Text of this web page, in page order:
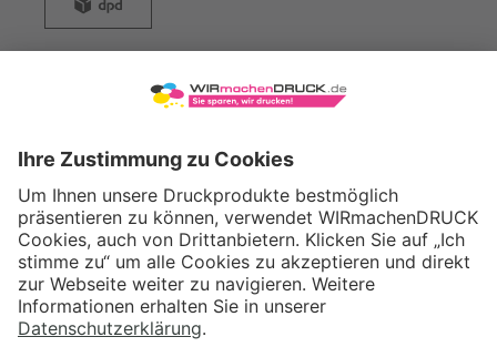
WIRmachenDRUCK GmbH
71522 Backnang
Tel.: +49 (0) 711 995 982 - 20
Fax: +49 (0) 711 995 982 - 21
SOCIAL MEDIA